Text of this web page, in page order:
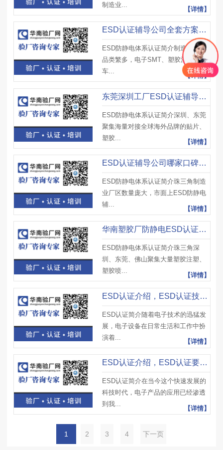
制造业...
【详情】
ESD认证辅导公司全套方案，华南验厂网适配各类制造业
ESD防静电体系认证简介制造业细分
品类繁多，电子SMT、塑胶注塑、汽
车...
【详情】
东莞深圳工厂ESD认证辅导，ESD认证辅导公司认准华南验厂网
ESD防静电体系认证简介深圳、东莞
聚集海量对接全球海外品牌的贴片、
塑胶...
【详情】
ESD认证辅导公司哪家口碑好？华南验厂网工厂一致推荐
ESD防静电体系认证简介珠三角制造
业厂区数量庞大，市面上ESD防静电
辅...
【详情】
华南塑胶厂防静电ESD认证办理，ESD认证辅导公司选华南验厂网
ESD防静电体系认证简介珠三角深
圳、东莞、佛山聚集大量塑胶注塑、
塑胶喷...
【详情】
ESD认证介绍，ESD认证技术应用、ESD认证面临挑战与应对策略
ESD认证简介随着电子技术的迅猛发
展，电子设备在日常生活和工作中扮
演着...
【详情】
ESD认证介绍，ESD认证要求、ESD认证流程及注意事项
ESD认证简介在当今这个快速发展的
科技时代，电子产品的应用已经渗透
到我...
【详情】
1 2 3 4 下一页